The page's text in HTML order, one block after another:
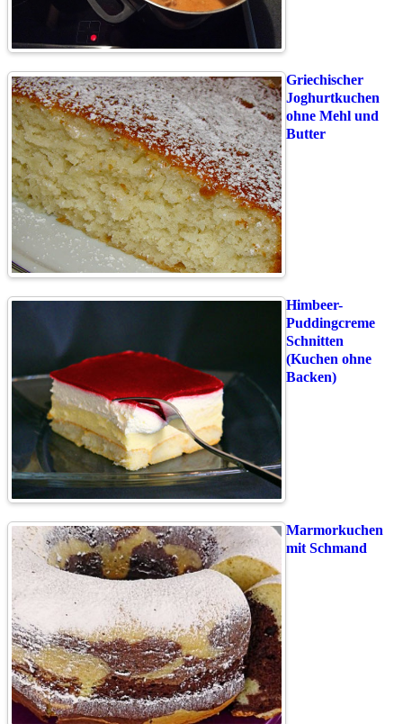
Griechischer
Joghurtkuchen
ohne Mehl und
Butter
Himbeer-
Puddingcreme
Schnitten
(Kuchen ohne
Backen)
Marmorkuchen
mit Schmand